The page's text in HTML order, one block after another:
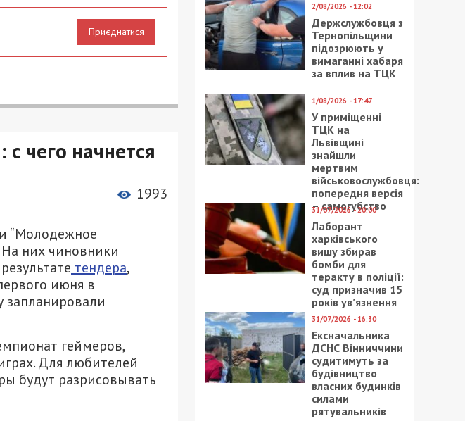
Приєднатися
чего начнется
1993
“Молодежное
На них чиновники
тендера,
июня в
геймеров,
Для любителей
будут разрисовывать
2/08/2026 - 12:02
Держслужбовця з
Тернопільщини
підозрюють у
вимаганні хабаря
за вплив на ТЦК
1/08/2026 - 17:47
У приміщенні
ТЦК на
Львівщині
знайшли
мертвим
військовослужбовця:
попередня версія
– самогубство
31/07/2026 - 20:00
Лаборант
харківського
вишу збирав
бомби для
теракту в поліції:
суд призначив 15
років ув’язнення
31/07/2026 - 16:30
Ексначальника
ДСНС Вінниччини
судитимуть за
будівництво
власних будинків
силами
рятувальників